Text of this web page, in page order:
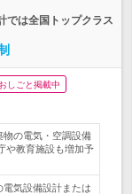
では全国トップクラス
しごと掲載中
の電気・空調設備
や教育施設も増加予
気設備設計または